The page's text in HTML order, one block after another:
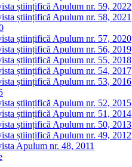
științifică Apulum nr. 59, 2022
științifică Apulum nr. 58, 2021
științifică Apulum nr. 57, 2020
științifică Apulum nr. 56, 2019
științifică Apulum nr. 55, 2018
științifică Apulum nr. 54, 2017
științifică Apulum nr. 53, 2016
științifică Apulum nr. 52, 2015
științifică Apulum nr. 51, 2014
științifică Apulum nr. 50, 2013
științifică Apulum nr. 49, 2012
Apulum nr. 48, 2011